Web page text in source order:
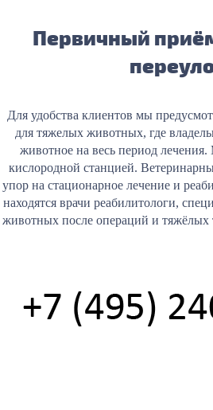
Первичный
Для удобства клиентов мы
для тяжелых животных, где
животное на весь период
кислородной станцией.
упор на стационарное лечение и
находятся врачи реабилитологи,
животных после операций и тяжёлых